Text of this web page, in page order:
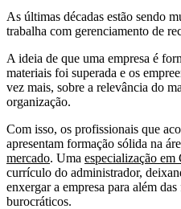
As últimas décadas estão sendo
trabalha com gerenciamento de
A ideia de que uma empresa é
materiais foi superada e os
vez mais, sobre a relevância do
organização.
Com isso, os profissionais que
apresentam formação sólida na
mercado. Uma especialização em
currículo do administrador,
enxergar a empresa para além
burocráticos.